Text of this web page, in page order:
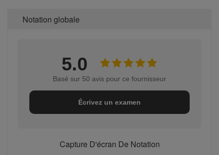
Notation globale
5.0
Basé sur 50 avis pour ce fournisseur
Écrivez un examen
Capture D'écran De Notation